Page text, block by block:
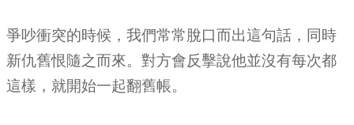
爭吵衝突的時候，我們常常脫口而出這句話，同時
新仇舊恨隨之而來。對方會反擊說他並沒有每次都
這樣，就開始一起翻舊帳。